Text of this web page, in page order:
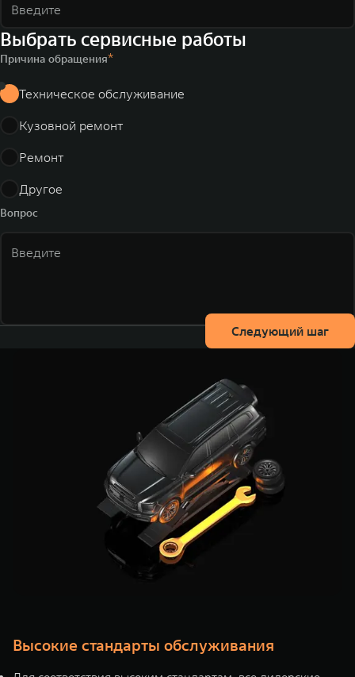
Выбрать сервисные работы
Причина обращения
Техническое обслуживание
Кузовной ремонт
Ремонт
Другое
Вопрос
Следующий шаг
Высокие стандарты обслуживания